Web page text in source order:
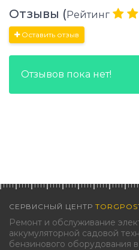
Отзывы (Рейтинг
Оставить отзыв
Отзывов пока нет!
СЕРВИСНЫЙ ЦЕНТР
Ремонт и обслуживание
аккумуляторной садовой
бензинового оборудования